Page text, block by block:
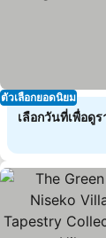
ตัวเลือกยอดนิยม
เลือกวันที่เพื่อดู